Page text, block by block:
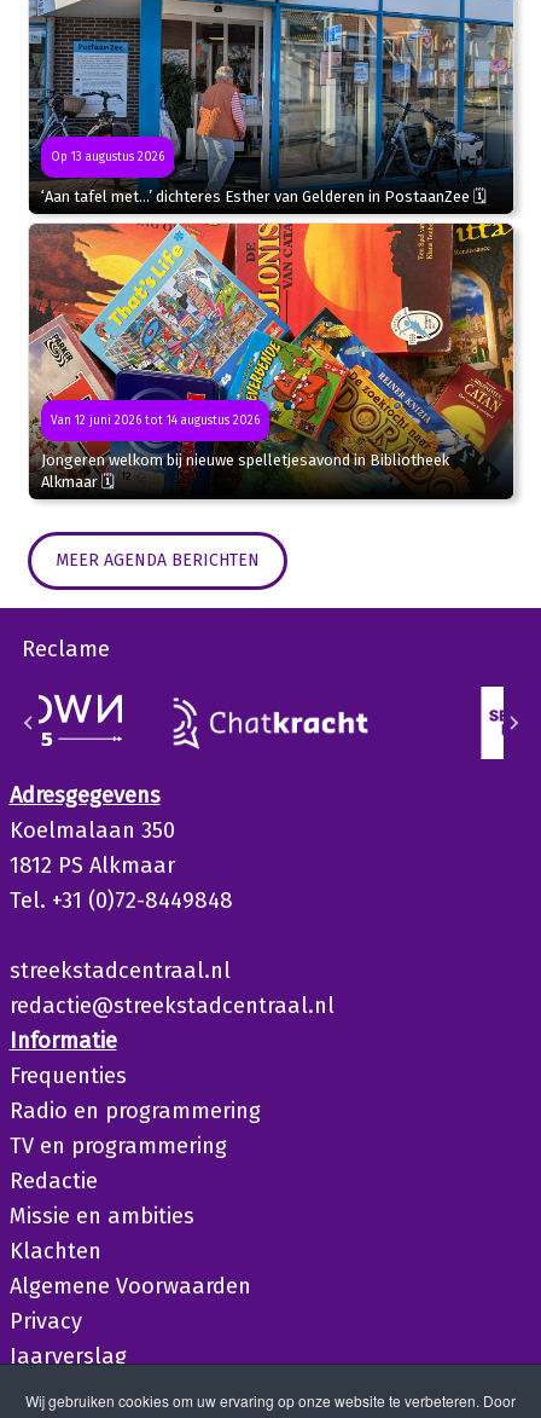
Op 13 augustus 2026
‘Aan tafel met…’ dichteres Esther van Gelderen in PostaanZee 🗓
Van 12 juni 2026 tot 14 augustus 2026
Jongeren welkom bij nieuwe spelletjesavond in Bibliotheek
Alkmaar 🗓
MEER AGENDA BERICHTEN
Reclame
Adresgegevens
Koelmalaan 350
1812 PS Alkmaar
Tel. +31 (0)72-8449848
streekstadcentraal.nl
redactie@streekstadcentraal.nl
Informatie
Frequenties
Radio en programmering
TV en programmering
Redactie
Missie en ambities
Klachten
Algemene Voorwaarden
Privacy
Jaarverslag
Wij gebruiken cookies om uw ervaring op onze website te verbeteren. Door